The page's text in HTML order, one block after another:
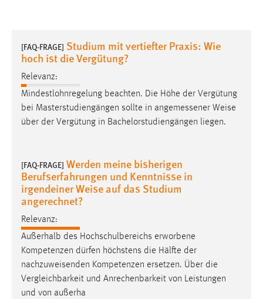
[FAQ-FRAGE] Studium mit vertiefter Praxis: Wie
hoch ist die Vergütung?
Relevanz:
Mindestlohnregelung beachten. Die Höhe der Vergütung
bei Masterstudiengängen sollte in angemessener Weise
über der Vergütung in Bachelorstudiengängen liegen.
[FAQ-FRAGE] Werden meine bisherigen
Berufserfahrungen und Kenntnisse in
irgendeiner Weise auf das Studium
angerechnet?
Relevanz:
Außerhalb des Hochschulbereichs erworbene
Kompetenzen dürfen höchstens die Hälfte der
nachzuweisenden Kompetenzen ersetzen. Über die
Vergleichbarkeit und Anrechenbarkeit von Leistungen
und von außerha
Performance
Name:
staticfilecache
Zweck:
Sprachpräferenz
Name:
site-language-preference
Zweck:
Das Cookie speichert die gewählte Sprache der Website.
Cookie Laufzeit:
30 Tage